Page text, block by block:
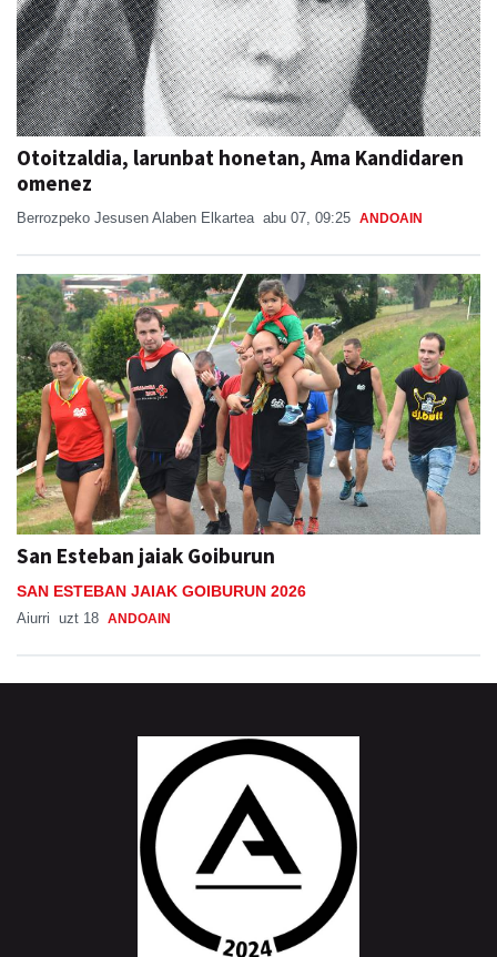
Otoitzaldia, larunbat honetan, Ama Kandidaren
omenez
Berrozpeko Jesusen Alaben Elkartea abu 07, 09:25 ANDOAIN
San Esteban jaiak Goiburun
SAN ESTEBAN JAIAK GOIBURUN 2026
Aiurri uzt 18 ANDOAIN